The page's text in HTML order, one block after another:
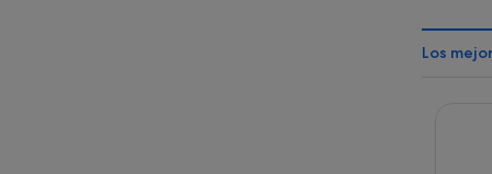
Los